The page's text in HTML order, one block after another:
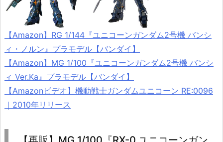
【Amazon】RG 1/144『ユニコーンガンダム2号機 バンシ
ィ・ノルン』プラモデル【バンダイ】
【Amazon】MG 1/100『ユニコーンガンダム2号機 バンシ
ィ Ver.Ka』プラモデル【バンダイ】
【Amazonビデオ】機動戦士ガンダムユニコーン RE:0096
｜2010年リリース